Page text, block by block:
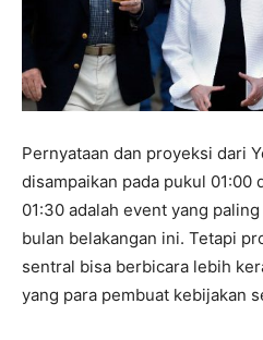
Pernyataan dan proyeksi dari
disampaikan pada pukul 01:00
01:30 adalah event yang
bulan belakangan ini. Tetapi
sentral bisa berbicara lebih
yang para pembuat kebijakan